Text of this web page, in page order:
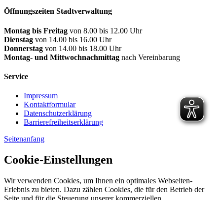
Öffnungszeiten Stadtverwaltung
Montag bis Freitag von 8.00 bis 12.00 Uhr
Dienstag von 14.00 bis 16.00 Uhr
Donnerstag von 14.00 bis 18.00 Uhr
Montag- und Mittwochnachmittag nach Vereinbarung
Service
Impressum
Kontaktformular
Datenschutzerklärung
Barrierefreiheitserklärung
Seitenanfang
Cookie-Einstellungen
Wir verwenden Cookies, um Ihnen ein optimales Webseiten-
Erlebnis zu bieten. Dazu zählen Cookies, die für den Betrieb der
Seite und für die Steuerung unserer kommerziellen